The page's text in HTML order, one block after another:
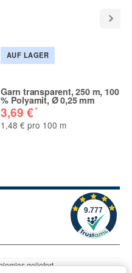
AUF LAGER
Garn transparent, 250 m, 100
% Polyamit, Ø 0,25 mm
3,69 €*
1,48 € pro 100 m